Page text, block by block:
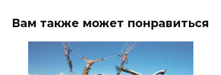
Вам также может понравиться